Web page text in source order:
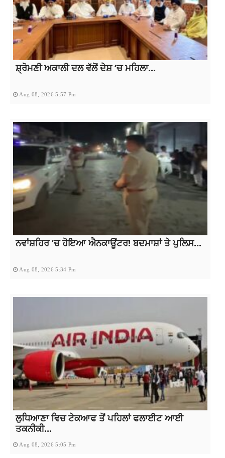
ਸ਼੍ਰੋਮਣੀ ਅਕਾਲੀ ਦਲ ਵੱਲੋਂ ਦੇਸ਼ ‘ਚ ਮਹਿਲਾ...
Aug 08, 2026 5:57 Pm
ਨਵਾਂਸ਼ਹਿਰ ‘ਚ ਹੋਇਆ ਐਨਕਾਊਂਟਰ! ਬਦਮਾਸ਼ਾਂ ਤੇ ਪੁਲਿਸ...
Aug 08, 2026 5:34 Pm
ਲੁਧਿਆਣਾ ਵਿਚ ਟੇਕਆਫ ਤੋਂ ਪਹਿਲਾਂ ਫਲਾਈਟ ਆਈ
ਤਕਨੀਕੀ...
Aug 08, 2026 5:05 Pm